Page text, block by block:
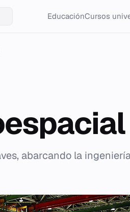
EducaciónCursos
abarcando la